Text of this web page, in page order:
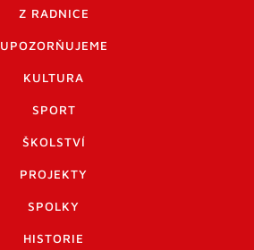
Z RADNICE
UPOZORŇUJEME
KULTURA
SPORT
ŠKOLSTVÍ
PROJEKTY
SPOLKY
HISTORIE